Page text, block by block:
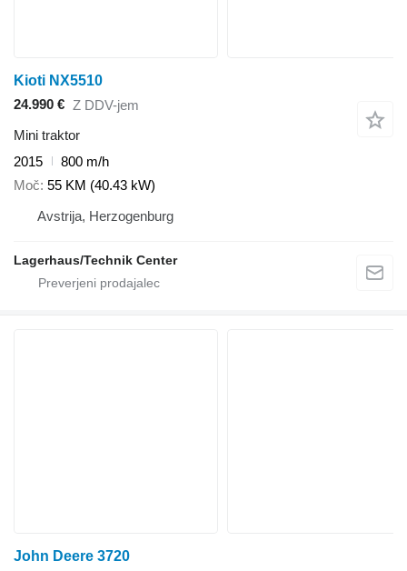
Kioti NX5510
24.990 € Z DDV-jem
Mini traktor
2015
800 m/h
Moč 55 KM (40.43 kW)
Avstrija, Herzogenburg
Lagerhaus/Technik Center
John Deere 3720